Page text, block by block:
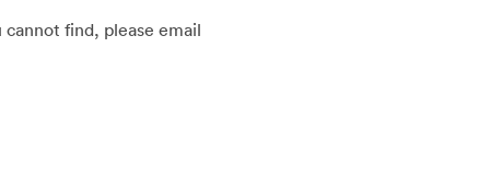
find, please email